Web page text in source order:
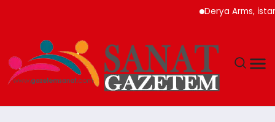
Derya Arms, İstanbul